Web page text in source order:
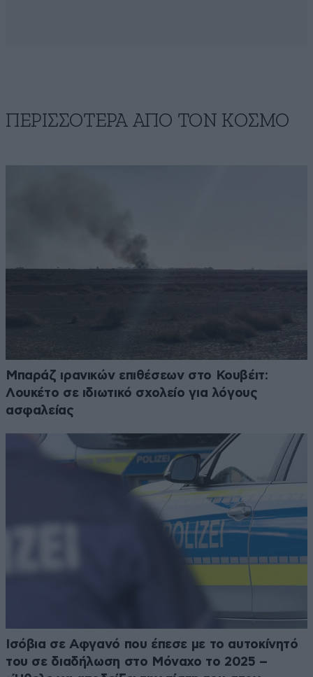
ΠΕΡΙΣΣΟΤΕΡΑ ΑΠΟ ΤΟΝ ΚΟΣΜΟ
Μπαράζ ιρανικών επιθέσεων στο Κουβέιτ:
Λουκέτο σε ιδιωτικό σχολείο για λόγους
ασφαλείας
Ισόβια σε Αφγανό που έπεσε με το αυτοκίνητό
του σε διαδήλωση στο Μόναχο το 2025 –